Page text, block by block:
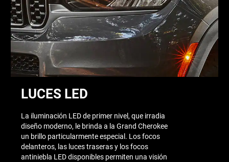
LUCES LED
La iluminación LED de primer nivel, que irradia
diseño moderno, le brinda a la Grand Cherokee
un brillo particularmente especial. Los focos
delanteros, las luces traseras y los focos
antiniebla LED disponibles permiten una visión